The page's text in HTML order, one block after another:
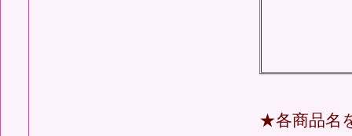
★各商品名